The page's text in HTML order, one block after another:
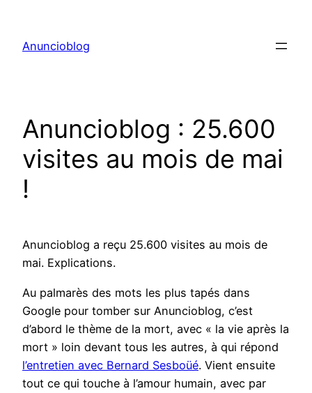
contenu
Anuncioblog
Anuncioblog : 25.600
visites au mois de mai
!
Anuncioblog a reçu 25.600 visites au mois de
mai. Explications.
Au palmarès des mots les plus tapés dans
Google pour tomber sur Anuncioblog, c’est
d’abord le thème de la mort, avec « la vie après la
mort » loin devant tous les autres, à qui répond
l’entretien avec Bernard Sesboüé. Vient ensuite
tout ce qui touche à l’amour humain, avec par